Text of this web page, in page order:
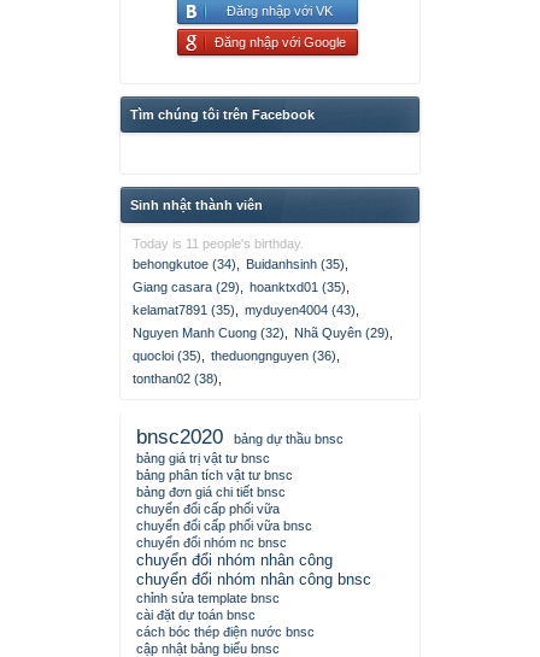
Đăng nhập với VK
Đăng nhập với Google
Tìm chúng tôi trên Facebook
Sinh nhật thành viên
Today is 11 people's birthday.
behongkutoe (34)
Buidanhsinh (35)
Giang casara (29)
hoanktxd01 (35)
kelamat7891 (35)
myduyen4004 (43)
Nguyen Manh Cuong (32)
Nhã Quyên (29)
quocloi (35)
theduongnguyen (36)
tonthan02 (38)
bnsc2020
bảng dự thầu bnsc
bảng giá trị vật tư bnsc
bảng phân tích vật tư bnsc
bảng đơn giá chi tiết bnsc
chuyển đổi cấp phối vữa
chuyển đổi cấp phối vữa bnsc
chuyển đổi nhóm nc bnsc
chuyển đổi nhóm nhân công
chuyển đổi nhóm nhân công bnsc
chỉnh sửa template bnsc
cài đặt dự toán bnsc
cách bóc thép điện nước bnsc
cập nhật bảng biểu bnsc